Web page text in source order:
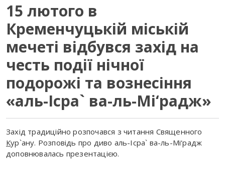
15 лютого в
Кременчуцькій міській
мечеті відбувся захід на
честь події нічної
подорожі та вознесіння
«аль-Ісра` ва-ль-Мі‘радж»
Захід традиційно розпочався з читання Священного
Кур`ану. Розповідь про диво аль-Ісра` ва-ль-Мі‘радж
доповнювалась презентацією.